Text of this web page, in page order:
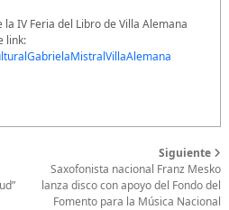
IV Feria del Libro de Villa Alemana
link:
Siguiente
Saxofonista nacional Franz Mesko
lanza disco con apoyo del Fondo del
Fomento para la Música Nacional